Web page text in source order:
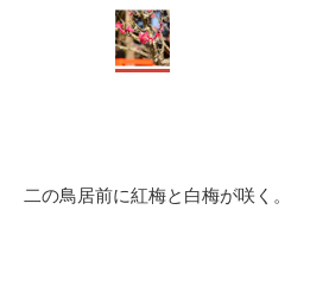
二の鳥居前に紅梅と白梅が咲く。